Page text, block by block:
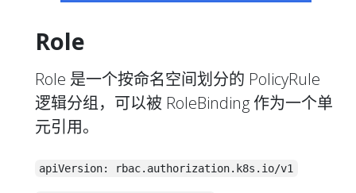
Role
Role 是一个按命名空间划分的 PolicyRule
逻辑分组，可以被 RoleBinding 作为一个单
元引用。
apiVersion: rbac.authorization.k8s.io/v1